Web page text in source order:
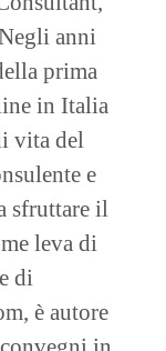
anni
prima
in Italia
vita del
e
sfruttare il
leva di
di
è autore